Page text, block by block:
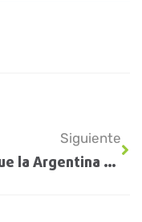
Siguiente
“Lo que la Argentina necesita”: Luis Caputo y Nicolás Pino hablaron de las próximas licitaciones que tendrán un impacto en el campo